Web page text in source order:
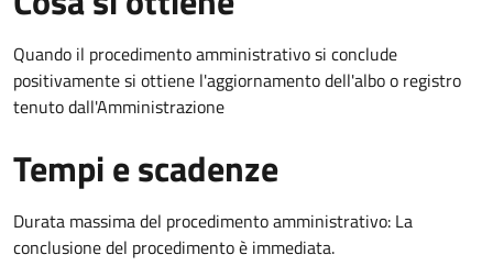
Quando il procedimento amministrativo si conclude
positivamente si ottiene l'aggiornamento dell'albo o registro
tenuto dall'Amministrazione
Tempi e scadenze
Durata massima del procedimento amministrativo: La
conclusione del procedimento è immediata.